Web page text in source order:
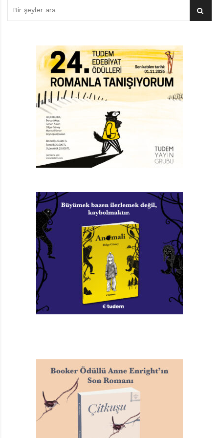
sonra ilk kez sağlıklı ekinler arasında dolaşıp iyi kötü
bereketli bir hasat yapabileceklerini anladıklarında
yolun kenarına ekilmiş, gelip geçenin ezdiği tohumlar
değil, verimli toprağa ekilmiş tohumlar gibiyiz. (…)
Yaşadık, hayatta kaldık.” Bu, çağrışımlarla dolu, güçlü
bir metafor. Zira bir Afrika ülkesi de -pekâlâ- gelip
geçenler tarafından ezilen tohumlara benzetilebilir.
Önemlice bir bölümünde elektriğin olmadığı,
insanlarının yoksullukla başa çıkabilmek için çoluk
çocuk durmaksızın çalıştığı ve yine de açlıkla sınandığı
bu ülkede her şey ve herkes o kadar perişanlık
içindedir ki insanların büyük kısmı olsa olsa büyünün
Kamkwamba’nın hikâyesi de büyüyle başlar.
Yoksulluk nedeniyle eğitimine ilkokuldan sonra devam
edemeyen Kamkwamba, bulabildiği boş vakitlerde,
biraz okuldaki arkadaşlarının gerisinde kalmamak,
biraz da açlığını unutmak için sık sık kütüphaneye
gider. Elektrikli aletlere, tamir işlerine hep meraklı
olmuş olan çocuk, okuduğu kitapların yardımıyla bir yel
değirmeninin neleri değiştirebileceğini fark eder ve
sonra okuruyla da sayfalar boyu paylaştığı teknik
geldiğini, tesadüfen bulduğu hurdalığın nasıl bir kaynak
olduğunu, adının nasıl da çöp toplayıcısı ve deliye
çıktığını da anlatır. Kendisi hakkındaki konuşmalar
çığırından çıkmak üzereyken bir büyücü olduğunu
söyler. Bilimin mucizesini köye getirecek olan bir